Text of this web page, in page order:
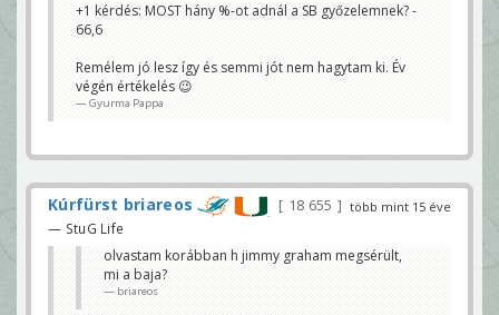
+1 kérdés: MOST hány %-ot adnál a SB győzelemnek? -
66,6
Remélem jó lesz így és semmi jót nem hagytam ki. Év
végén értékelés 😉
Gyurma Pappa
több mint 15 éve
Kúrfürst briareos 18 655
— StuG Life
olvastam korábban h jimmy graham megsérült,
mi a baja?
briareos